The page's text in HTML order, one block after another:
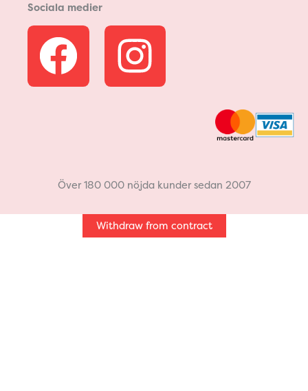
Sociala medier
F
a
b
o
I
n
a
g
Över 180 000 nöjda kunder sedan 2007
Withdraw from contract